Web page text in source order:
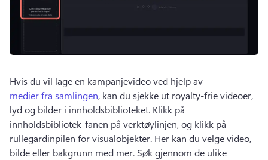
Hvis du vil lage en kampanjevideo ved hjelp av
medier fra samlingen, kan du sjekke ut royalty-frie videoer,
lyd og bilder i innholdsbiblioteket. Klikk på
innholdsbibliotek-fanen på verktøylinjen, og klikk på
rullegardinpilen for visualobjekter. Her kan du velge video,
bilde eller bakgrunn med mer. Søk gjennom de ulike